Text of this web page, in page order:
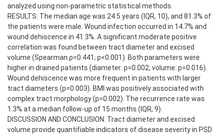
analyzed using non-parametric statistical methods.
RESULTS: The median age was 24.5 years (IQR, 10), and 81.3% of
the patients were male. Wound infection occurred in 14.7% and
wound dehiscence in 41.3%. A significant moderate positive
correlation was found between tract diameter and excised
volume (Spearman ρ=0.441; p<0.001). Both parameters were
higher in drained patients (diameter: p=0.002; volume: p=0.016).
Wound dehiscence was more frequent in patients with larger
tract diameters (p=0.003). BMI was positively associated with
complex tract morphology (p=0.002). The recurrence rate was
1.3% at a median follow-up of 15 months (IQR, 9).
DISCUSSION AND CONCLUSION: Tract diameter and excised
volume provide quantifiable indicators of disease severity in PSD